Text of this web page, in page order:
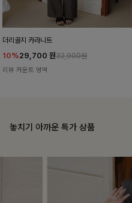
더리골지 카라니트
10%29,700 원32,900원
리뷰 카운트 영역
놓치기 아까운 특가 상품